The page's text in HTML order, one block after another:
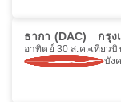
ธากา (DAC) กรุง
อาทิตย์ 30 ส.ค. เที่ยวบิ
บัง